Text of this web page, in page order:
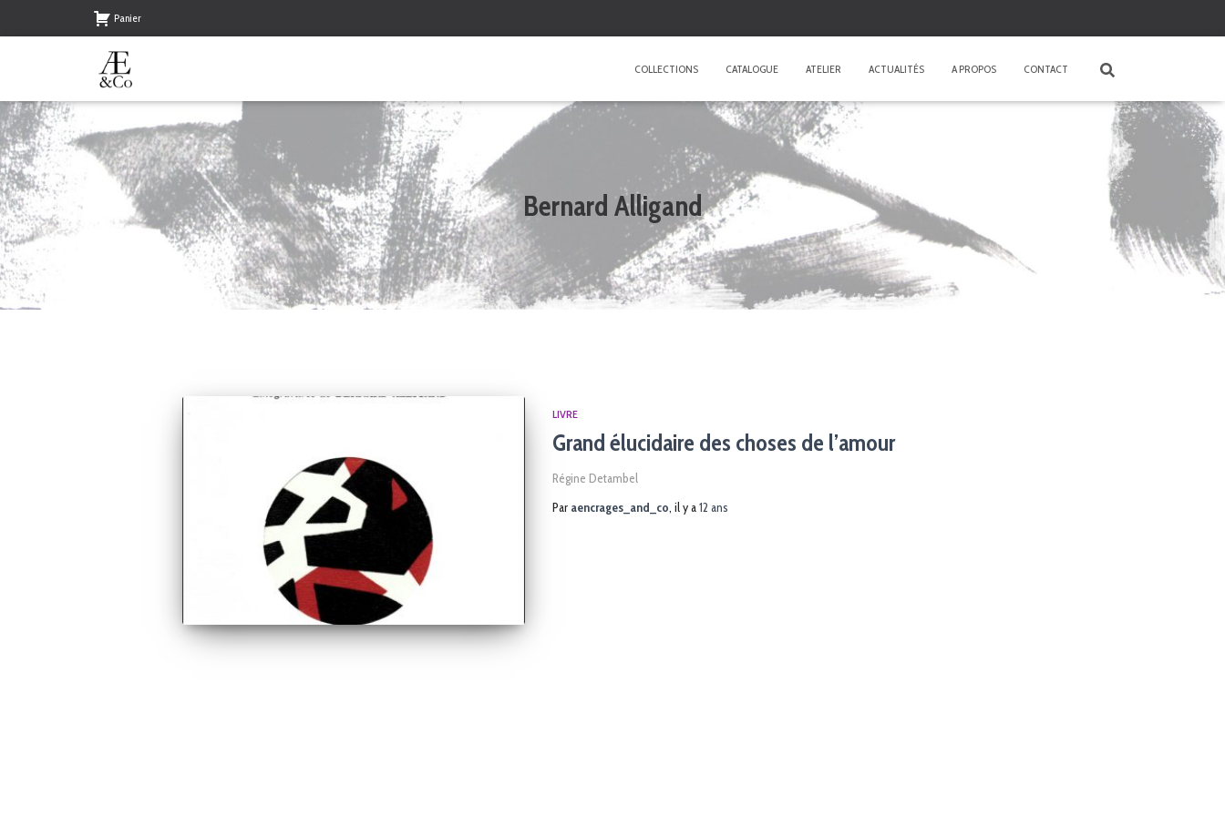
Panier
COLLECTIONS CATALOGUE ATELIER ACTUALITÉS A PROPOS CONTACT
Bernard Alligand
LIVRE
Grand élucidaire des choses de l’amour
Régine Detambel
Par aencrages_and_co, il y a12 ans